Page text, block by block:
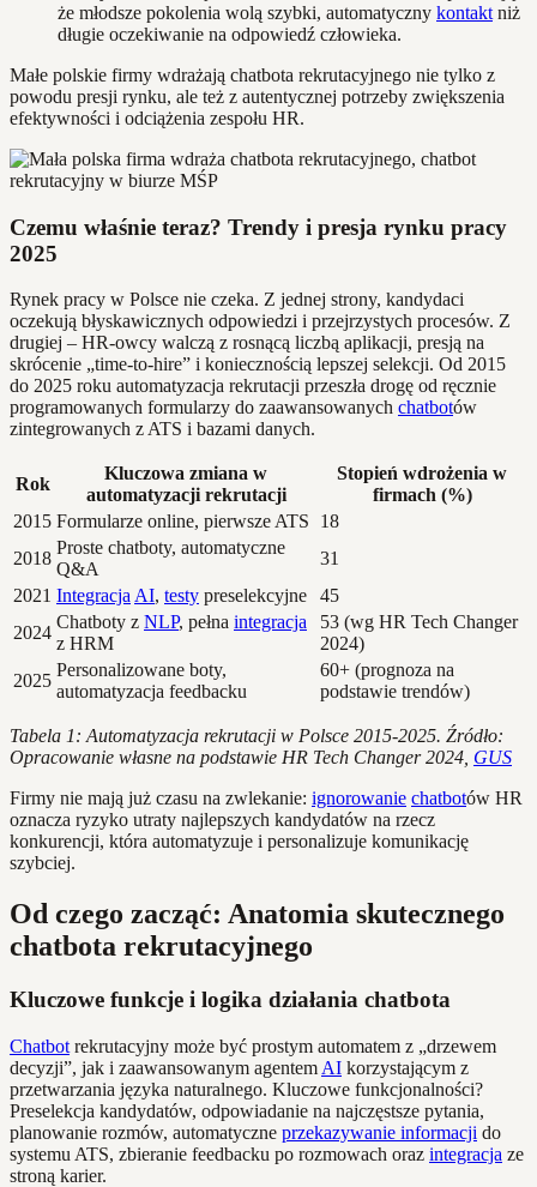
że młodsze pokolenia wolą szybki, automatyczny kontakt niż
długie oczekiwanie na odpowiedź człowieka.
Małe polskie firmy wdrażają chatbota rekrutacyjnego nie tylko z
powodu presji rynku, ale też z autentycznej potrzeby zwiększenia
efektywności i odciążenia zespołu HR.
Czemu właśnie teraz? Trendy i presja rynku pracy
2025
Rynek pracy w Polsce nie czeka. Z jednej strony, kandydaci
oczekują błyskawicznych odpowiedzi i przejrzystych procesów. Z
drugiej – HR-owcy walczą z rosnącą liczbą aplikacji, presją na
skrócenie „time-to-hire” i koniecznością lepszej selekcji. Od 2015
do 2025 roku automatyzacja rekrutacji przeszła drogę od ręcznie
programowanych formularzy do zaawansowanych chatbotów
zintegrowanych z ATS i bazami danych.
Rok
Kluczowa zmiana w
automatyzacji rekrutacji
Stopień wdrożenia w
firmach (%)
2015 Formularze online, pierwsze ATS
18
2018
Proste chatboty, automatyczne
Q&A
31
2021 Integracja AI, testy preselekcyjne
45
2024
Chatboty z NLP, pełna integracja
z HRM
53 (wg HR Tech Changer
2024)
2025
Personalizowane boty,
automatyzacja feedbacku
60+ (prognoza na
podstawie trendów)
Tabela 1: Automatyzacja rekrutacji w Polsce 2015-2025. Źródło:
Opracowanie własne na podstawie HR Tech Changer 2024, GUS
Firmy nie mają już czasu na zwlekanie: ignorowanie chatbotów HR
oznacza ryzyko utraty najlepszych kandydatów na rzecz
konkurencji, która automatyzuje i personalizuje komunikację
szybciej.
Od czego zacząć: Anatomia skutecznego
chatbota rekrutacyjnego
Kluczowe funkcje i logika działania chatbota
Chatbot rekrutacyjny może być prostym automatem z „drzewem
decyzji”, jak i zaawansowanym agentem AI korzystającym z
przetwarzania języka naturalnego. Kluczowe funkcjonalności?
Preselekcja kandydatów, odpowiadanie na najczęstsze pytania,
planowanie rozmów, automatyczne przekazywanie informacji do
systemu ATS, zbieranie feedbacku po rozmowach oraz integracja ze
stroną karier.